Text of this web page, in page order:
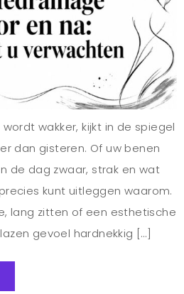
wakker, kijkt in de spiegel
dan gisteren. Of uw benen
de dag zwaar, strak en wat
kunt uitleggen waarom.
lang zitten of een esthetische
gevoel hardnekkig […]